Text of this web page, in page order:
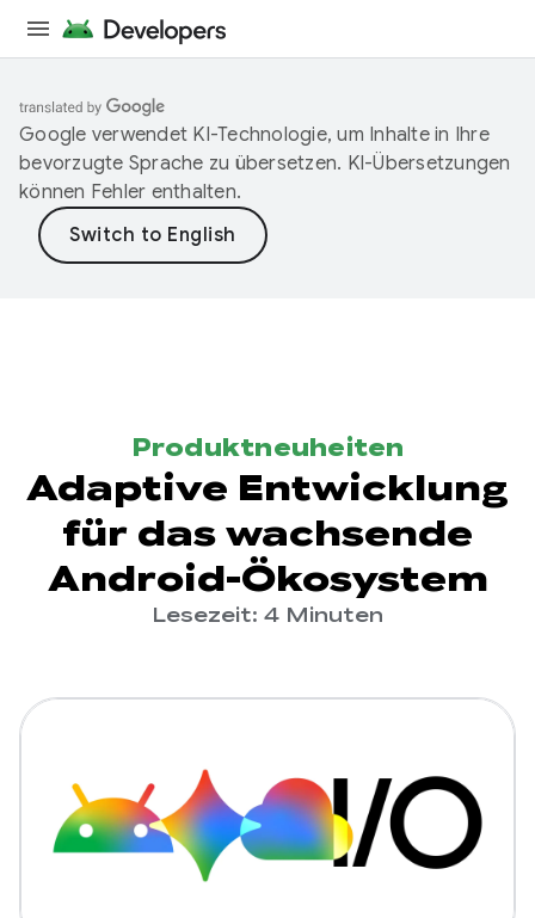
Google verwendet KI-Technologie, um Inhalte in Ihre
bevorzugte Sprache zu übersetzen. KI-Übersetzungen
können Fehler enthalten.
Produktneuheiten
Adaptive Entwicklung
für das wachsende
Android-Ökosystem
Lesezeit: 4 Minuten